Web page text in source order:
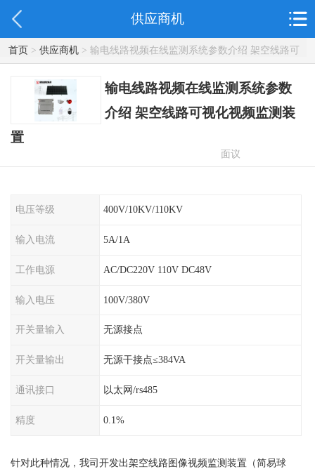
供应商机
首页> 供应商机> 输电线路视频在线监测系统参数介绍 架空线路可
视化视频监测装置
输电线路视频在线监测系统参数
介绍 架空线路可视化视频监测装
置
面议
电压等级 400V/10KV/110KV
输入电流 5A/1A
工作电源 AC/DC220V 110V DC48V
输入电压 100V/380V
开关量输入 无源接点
开关量输出 无源干接点≤384VA
通讯接口 以太网/rs485
精度 0.1%
针对此种情况，我司开发出架空线路图像视频监测装置（简易球